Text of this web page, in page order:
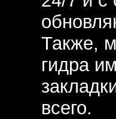
Также,
гидра
всего.